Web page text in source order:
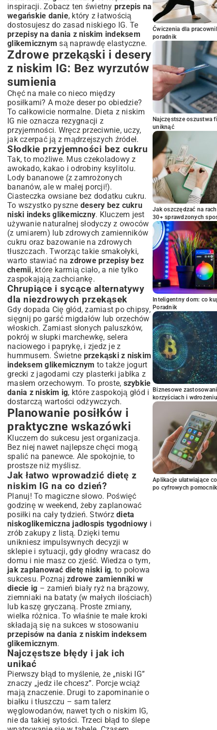
inspiracji. Zobacz ten świetny przepis na
wegańskie danie, który z łatwością
dostosujesz do zasad niskiego IG. Te
przepisy na dania z niskim indeksem
glikemicznym są naprawdę elastyczne.
Zdrowe przekąski i desery
z niskim IG: Bez wyrzutów
sumienia
Chęć na małe co nieco między
posiłkami? A może deser po obiedzie?
To całkowicie normalne. Dieta z niskim
IG nie oznacza rezygnacji z
przyjemności. Wręcz przeciwnie, uczy,
jak czerpać ją z mądrzejszych źródeł.
Słodkie przyjemności bez cukru
Tak, to możliwe. Mus czekoladowy z
awokado, kakao i odrobiny ksylitolu.
Lody bananowe (z zamrożonych
bananów, ale w małej porcji!).
Ciasteczka owsiane bez dodatku cukru.
To wszystko pyszne desery bez cukru
niski indeks glikemiczny. Kluczem jest
używanie naturalnej słodyczy z owoców
(z umiarem) lub zdrowych zamienników
cukru oraz bazowanie na zdrowych
tłuszczach. Tworząc takie smakołyki,
warto stawiać nazdrowe przepisy bez
chemii, które karmią ciało, a nie tylko
zaspokajają zachciankę.
Chrupiące i sycące alternatywy
dla niezdrowych przekąsek
Gdy dopada Cię głód, zamiast po chipsy,
sięgnij po garść migdałów lub orzechów
włoskich. Zamiast słonych paluszków,
pokrój w słupki marchewkę, selera
naciowego i paprykę, i zjedz je z
hummusem. Świetne przekąski z niskim
indeksem glikemicznym to także jogurt
grecki z jagodami czy plasterki jabłka z
masłem orzechowym. To proste, szybkie
dania z niskim ig, które zaspokoją głód i
dostarczą wartości odżywczych.
Planowanie posiłków i
praktyczne wskazówki
Kluczem do sukcesu jest organizacja.
Bez niej nawet najlepsze chęci mogą
spalić na panewce. Ale spokojnie, to
prostsze niż myślisz.
Jak łatwo wprowadzić dietę z
niskim IG na co dzień?
Planuj! To magiczne słowo. Poświęć
godzinę w weekend, żeby zaplanować
posiłki na cały tydzień. Stwórz dieta
niskoglikemiczna jadłospis tygodniowy i
zrób zakupy z listą. Dzięki temu
unikniesz impulsywnych decyzji w
sklepie i sytuacji, gdy głodny wracasz do
domu i nie masz co zjeść. Wiedza o tym,
jak zaplanować dietę niski ig, to połowa
sukcesu. Poznaj zdrowe zamienniki w
diecie ig – zamień biały ryż na brązowy,
ziemniaki na bataty (w małych ilościach)
lub kaszę gryczaną. Proste zmiany,
wielka różnica. To właśnie te małe kroki
składają się na sukces w stosowaniu
przepisów na dania z niskim indeksem
glikemicznym.
Najczęstsze błędy i jak ich
unikać
Pierwszy błąd to myślenie, że „niski IG”
znaczy „jedz ile chcesz”. Porcje wciąż
mają znaczenie. Drugi to zapominanie o
białku i tłuszczu – sam talerz
węglowodanów, nawet tych o niskim IG,
nie da takiej sytości. Trzeci błąd to ślepe
Ćwiczenia dla
poradnik
Najczęstsze oszustwa
uniknąć
Jak oszczędzać na
30+ sprawdzonych
Inteligentny dom: co
Poradnik
Biznesowe
korzyściach i wdrożeniu
Aplikacje ułatwiające
po cyfrowych